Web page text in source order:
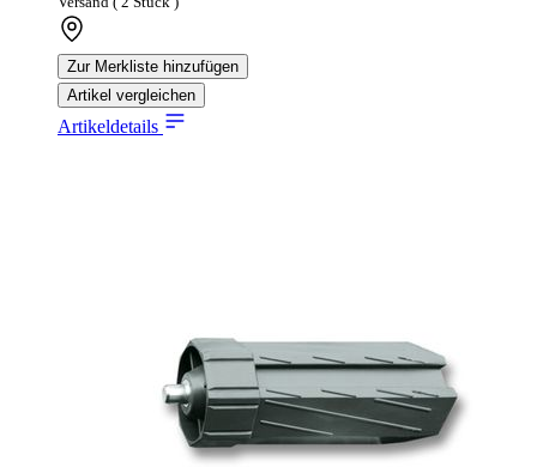
Zur Merkliste hinzufügen
Artikel vergleichen
Artikeldetails